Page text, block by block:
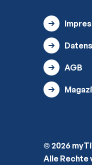
AGB
© 2026
Alle Rechte